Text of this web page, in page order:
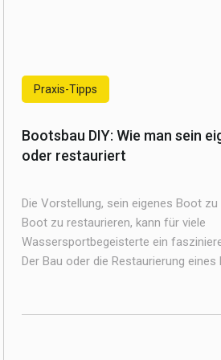
Praxis-Tipps
Bootsbau DIY: Wie man sein
oder restauriert
Die Vorstellung, sein eigenes Boot
Boot zu restaurieren, kann für viele
Wassersportbegeisterte ein
Der Bau oder die Restaurierung